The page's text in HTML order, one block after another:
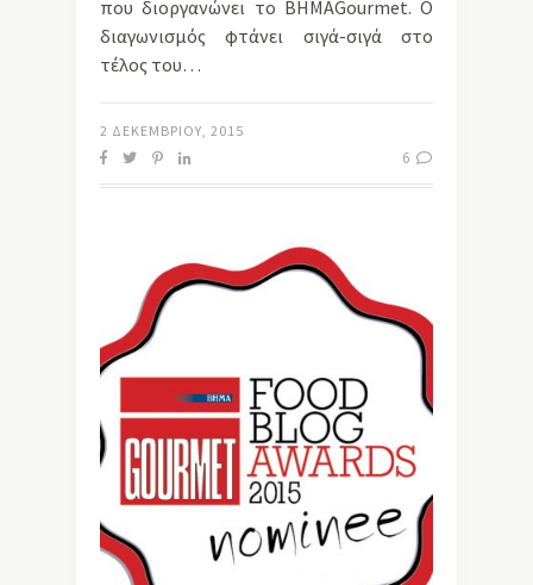
που διοργανώνει το ΒΗΜΑGourmet. Ο
διαγωνισμός φτάνει σιγά-σιγά στο
τέλος του…
2 ΔΕΚΕΜΒΡΊΟΥ, 2015
6